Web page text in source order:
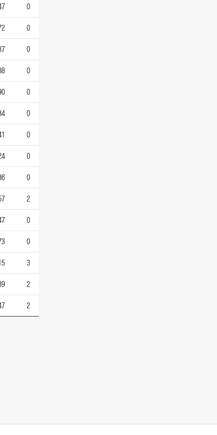
0
0
0
0
0
0
0
0
0
2
0
0
3
2
2